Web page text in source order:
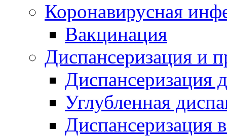
Коронавирусная
Вакцинация
Диспансеризация и
Диспансеризация
Углубленная
Диспансеризация